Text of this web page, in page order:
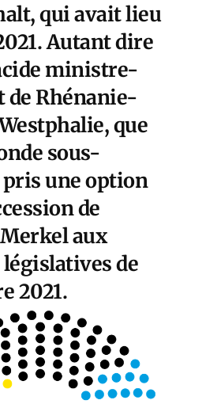
qui avait lieu
Autant dire
ministre-
de Rhénanie-
que
sous-
pris une option
de
aux
de
2021.